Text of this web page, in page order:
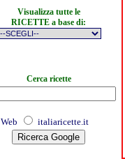
Visualizza tutte le
RICETTE a base di:
Cerca ricette
Web italiaricette.it